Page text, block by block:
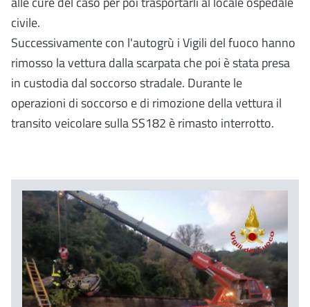
civile.
Successivamente con l'autogrù i Vigili del fuoco hanno
rimosso la vettura dalla scarpata che poi è stata presa
in custodia dal soccorso stradale. Durante le
operazioni di soccorso e di rimozione della vettura il
transito veicolare sulla SS182 è rimasto interrotto.